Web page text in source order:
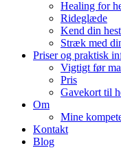
Healing for
Rideglæde
Kend din
Stræk med
Priser og praktisk
Vigtigt før
Pris
Gavekort til
Om
Mine
Kontakt
Blog